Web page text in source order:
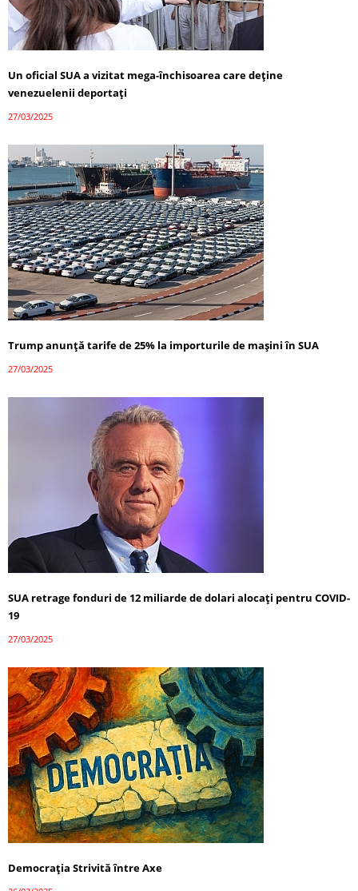
Un oficial SUA a vizitat mega-închisoarea care deține
venezuelenii deportați
27/03/2025
Trump anunță tarife de 25% la importurile de mașini în SUA
27/03/2025
SUA retrage fonduri de 12 miliarde de dolari alocați pentru COVID-
19
27/03/2025
Democrația Strivită între Axe